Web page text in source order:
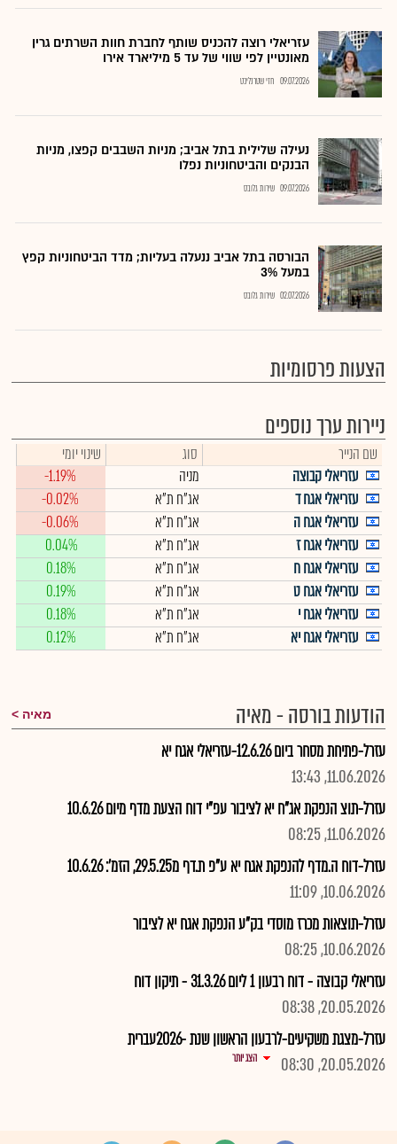
עזריאלי רוצה להכניס שותף לחברת חוות השרתים גרין
מאונטיין לפי שווי של עד 5 מיליארד אירו
09.07.2026 חזי שטרנליכט
נעילה שלילית בתל אביב; מניות השבבים קפצו, מניות
הבנקים והביטחוניות נפלו
09.07.2026 שירות גלובס
הבורסה בתל אביב ננעלה בעליות; מדד הביטחוניות קפץ
במעל 3%
02.07.2026 שירות גלובס
הצעות פרסומיות
ניירות ערך נוספים
שם הנייר סוג
שינוי יומי
עזריאלי קבוצה
מניה
-1.19%
עזריאלי אגח ד
אג"ח ת"א
-0.02%
עזריאלי אגח ה
אג"ח ת"א
-0.06%
עזריאלי אגח ז
אג"ח ת"א
0.04%
עזריאלי אגח ח
אג"ח ת"א
0.18%
עזריאלי אגח ט
אג"ח ת"א
0.19%
עזריאלי אגח י
אג"ח ת"א
0.18%
עזריאלי אגח יא
אג"ח ת"א 0.12%
הודעות בורסה - מאיה מאיה
עזרל-פתיחת מסחר ביום 12.6.26-עזריאלי אגח יא
11.06.2026, 13:43
עזרל-תוצ הנפקת אג"ח יא לציבור עפ"י דוח הצעת מדף מיום 10.6.26
11.06.2026, 08:25
עזרל-דוח ה.מדף להנפקת אגח יא ע"פ ת.דף מ29.5.25, הזמ': 10.6.26
10.06.2026, 11:09
עזרל-תוצאות מכרז מוסדי בק"ע הנפקת אגח יא לציבור
10.06.2026, 08:25
עזריאלי קבוצה - דוח רבעון 1 ליום 31.3.26 - תיקון דוח
20.05.2026, 08:38
עזרל-מצגת משקיעים-לרבעון הראשון שנת -2026עברית
20.05.2026, 08:30
הצג יותר